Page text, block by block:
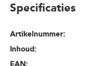
Specificaties
Artikelnummer:
Inhoud:
EAN: